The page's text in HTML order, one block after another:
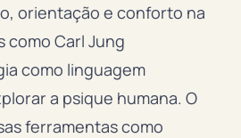
orientação e conforto na
como Carl Jung
como linguagem
a psique humana. O
ferramentas como